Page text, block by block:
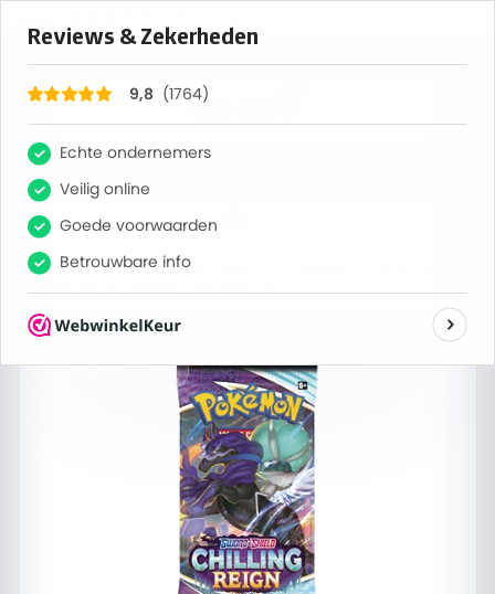
9,8
Bestel nu, maandag verzonden
Home / Shop / Booster Packs
UITVERKOCHT